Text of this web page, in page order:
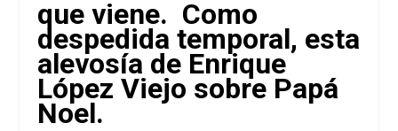
que viene. Como
despedida temporal, esta
alevosía de Enrique
López Viejo sobre Papá
Noel.